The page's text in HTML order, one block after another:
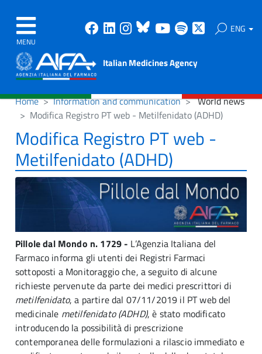
MENU
Facebook
Linkedin
Instagram
Bluesky
Youtube
Spotify ENG
Italian Medicines Agency
Home Information and communication
World news
Modifica Registro PT web - Metilfenidato (ADHD)
Modifica Registro PT web -
Metilfenidato (ADHD)
Pillole dal Mondo n. 1729 - L’Agenzia Italiana del
Farmaco informa gli utenti dei Registri Farmaci
sottoposti a Monitoraggio che, a seguito di alcune
richieste pervenute da parte dei medici prescrittori di
metilfenidato, a partire dal 07/11/2019 il PT web del
medicinale metilfenidato (ADHD), è stato modificato
introducendo la possibilità di prescrizione
contemporanea delle formulazioni a rilascio immediato e